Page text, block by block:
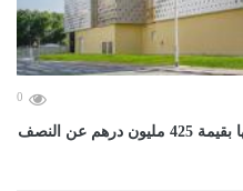
0
إمباور توزع أرباحاً نقدية على مساهميها بقيمة 425 مليون درهم عن النصف